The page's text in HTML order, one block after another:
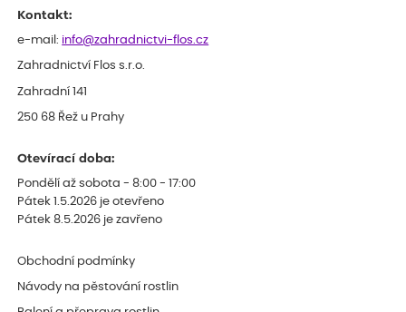
Kontakt:
e-mail: info@zahradnictvi-flos.cz
Zahradnictví Flos s.r.o.
Zahradní 141
250 68 Řež u Prahy
Otevírací doba:
Pondělí až sobota - 8:00 - 17:00
Pátek 1.5.2026 je otevřeno
Pátek 8.5.2026 je zavřeno
Obchodní podmínky
Návody na pěstování rostlin